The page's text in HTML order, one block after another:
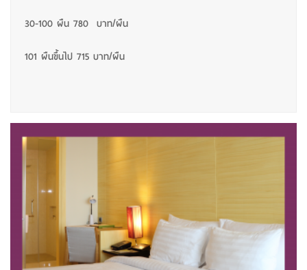
30-100 ผืน 780 บาท/ผืน
101 ผืนขึ้นไป 715 บาท/ผืน